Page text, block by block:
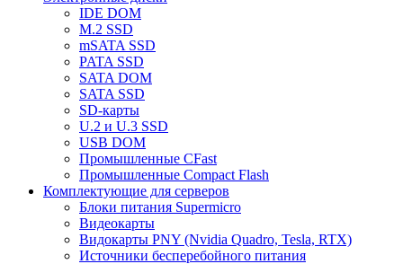
IDE DOM
M.2 SSD
mSATA SSD
PATA SSD
SATA DOM
SATA SSD
SD-карты
U.2 и U.3 SSD
USB DOM
Промышленные CFast
Промышленные Compact Flash
Комплектующие для серверов
Блоки питания Supermicro
Видеокарты
Видокарты PNY (Nvidia Quadro, Tesla, RTX)
Источники бесперебойного питания